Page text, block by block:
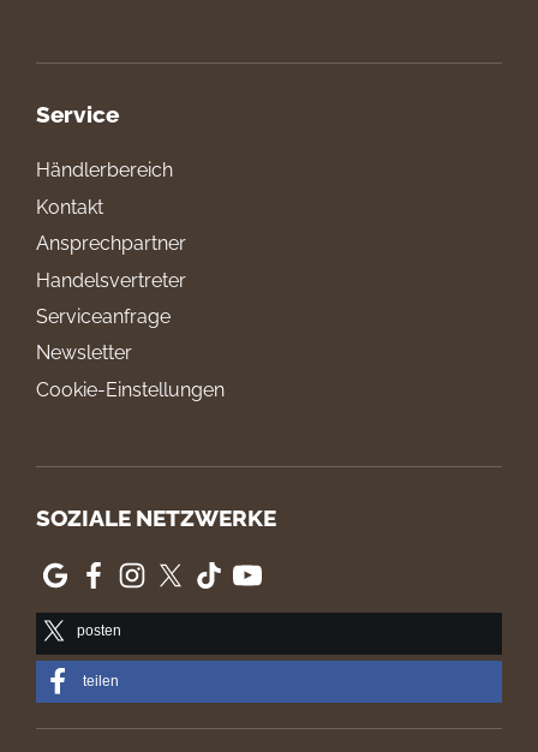
Service
Händlerbereich
Kontakt
Ansprechpartner
Handelsvertreter
Serviceanfrage
Newsletter
Cookie-Einstellungen
SOZIALE NETZWERKE
posten
teilen